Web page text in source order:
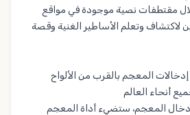
مقتطفات نصية موجودة في مواقع
لاكتشاف وتعلم الأساطير الغنية وقصة
المعجم بالقرب من الألواح
أنحاء العالم
المعجم، ستضيء أداة المعجم